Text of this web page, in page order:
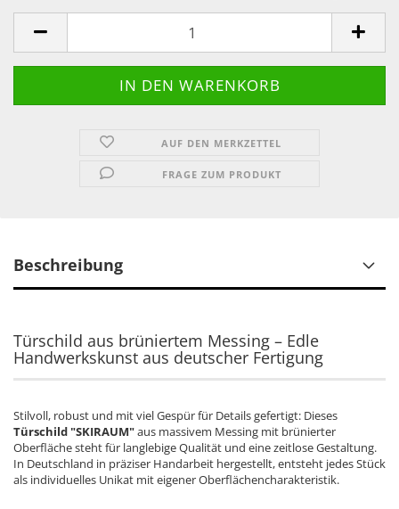
AUF DEN MERKZETTEL
FRAGE ZUM PRODUKT
Beschreibung
Türschild aus brüniertem Messing – Edle
Handwerkskunst aus deutscher Fertigung
Stilvoll, robust und mit viel Gespür für Details gefertigt: Dieses
Türschild "SKIRAUM"aus massivem Messing mit brünierter
Oberfläche steht für langlebige Qualität und eine zeitlose Gestaltung.
In Deutschland in präziser Handarbeit hergestellt, entsteht jedes Stück
als individuelles Unikat mit eigener Oberflächencharakteristik.